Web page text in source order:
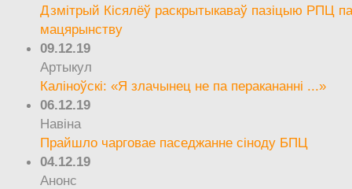
Дзмітрый Кісялёў раскрытыкаваў пазіцыю РПЦ
мацярынству
09.12.19
Артыкул
Каліноўскі: «Я злачынец не па перакананні ...»
06.12.19
Навіна
Прайшло чарговае паседжанне сіноду БПЦ
04.12.19
Анонс